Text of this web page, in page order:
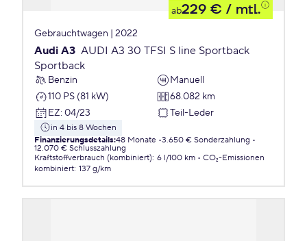
ab229 € / mtl.
Gebrauchtwagen | 2022
Audi A3 AUDI A3 30 TFSI S line Sportback
Sportback
Benzin
Manuell
110 PS (81 kW)
68.082 km
EZ: 04/23 Teil-Leder
in 4 bis 8 Wochen
Finanzierungsdetails:48 Monate 3.650 € Sonderzahlung
12.070 € Schlusszahlung
Kraftstoffverbrauch (kombiniert): 6 l/100 km
CO₂-Emissionen
kombiniert: 137 g/km